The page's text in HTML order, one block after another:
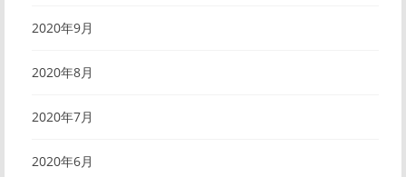
2020年9月
2020年8月
2020年7月
2020年6月